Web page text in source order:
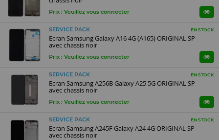
Prix : Veuillez vous connecter
SERVICE PACK EN STOCK
Ecran Samsung Galaxy A16 4G (A165) ORIGINAL SP
avec chassis noir
Prix : Veuillez vous connecter
SERVICE PACK EN STOCK
Ecran Samsung A256B Galaxy A25 5G ORIGINAL SP
avec chassis noir
Prix : Veuillez vous connecter
SERVICE PACK EN STOCK
Ecran Samsung A245F Galaxy A24 4G ORIGINAL SP
avec chassis noir